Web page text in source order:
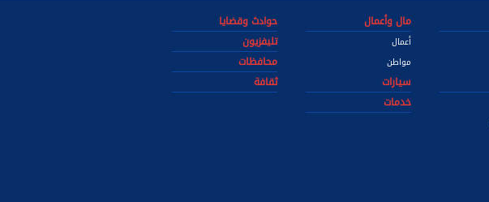
مال وأعمال
أعمال
مواطن
حوادث وقضايا
تليفزيون
محافظات
سيارات
ثقافة
خدمات